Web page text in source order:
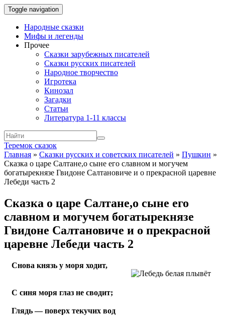
Toggle navigation
Народные сказки
Мифы и легенды
Прочее
Сказки зарубежных писателей
Сказки русских писателей
Народное творчество
Игротека
Кинозал
Загадки
Статьи
Литература 1-11 классы
Теремок сказок
Главная » Сказки русских и советских писателей » Пушкин »
Сказка о царе Салтане,о сыне его славном и могучем
богатырекнязе Гвидоне Салтановиче и о прекрасной царевне
Лебеди часть 2
Сказка о царе Салтане,о сыне его
славном и могучем богатырекнязе
Гвидоне Салтановиче и о прекрасной
царевне Лебеди часть 2
Снова князь у моря ходит,
С синя моря глаз не сводит;
Глядь — поверх текучих вод